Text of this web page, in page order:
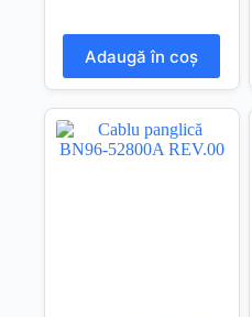
150,00 lei.
Adaugă în coș